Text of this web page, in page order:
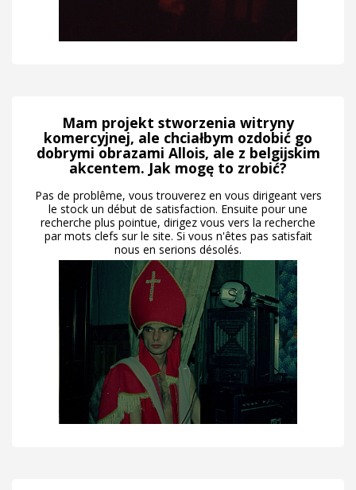
Mam projekt stworzenia witryny
komercyjnej, ale chciałbym ozdobić go
dobrymi obrazami Allois, ale z belgijskim
akcentem. Jak mogę to zrobić?
Pas de problême, vous trouverez en vous dirigeant vers
le stock un début de satisfaction. Ensuite pour une
recherche plus pointue, dirigez vous vers la recherche
par mots clefs sur le site. Si vous n'êtes pas satisfait
nous en serions désolés.